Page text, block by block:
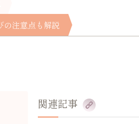
の注意点も解説
関連記事